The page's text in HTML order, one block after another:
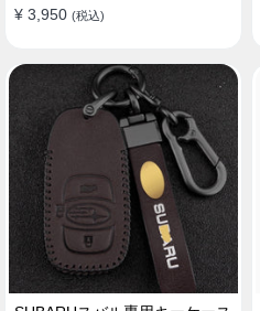
¥ 3,950 (税込)